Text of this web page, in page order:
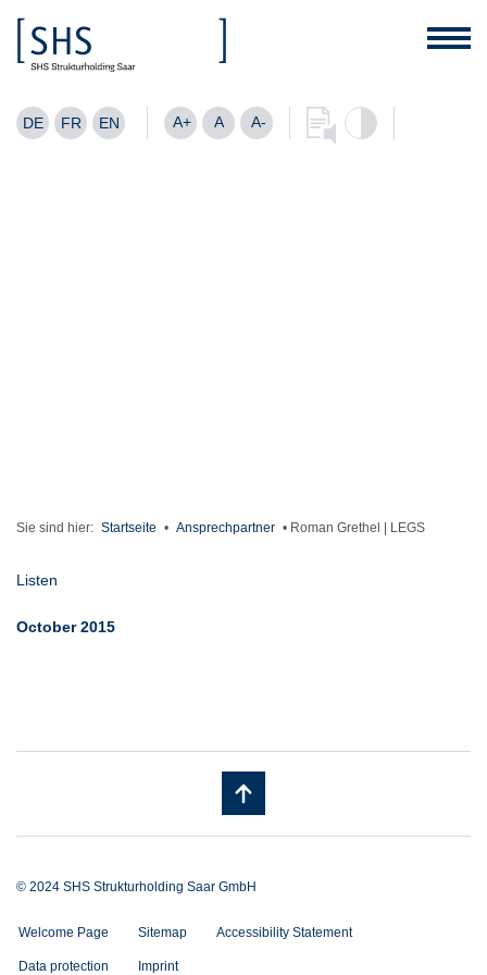
DE FR EN A+ A A-
Sie sind hier: Startseite • Ansprechpartner • Roman Grethel | LEGS
Listen
October 2015
© 2024 SHS Strukturholding Saar GmbH
Welcome Page Sitemap Accessibility Statement
Data protection Imprint